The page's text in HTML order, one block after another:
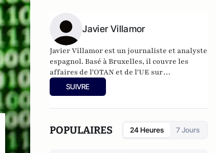
Javier Villamor
Javier Villamor est un journaliste et analyste
espagnol. Basé à Bruxelles, il couvre les
affaires de l'OTAN et de l'UE sur
europeanconservative.com
17 ans d'expérience dans les domaines de la
que consultant et fournit des informations
stratégiques sur les affaires mondiales et
SUIVRE
POPULAIRES 24 Heures 7 Jours